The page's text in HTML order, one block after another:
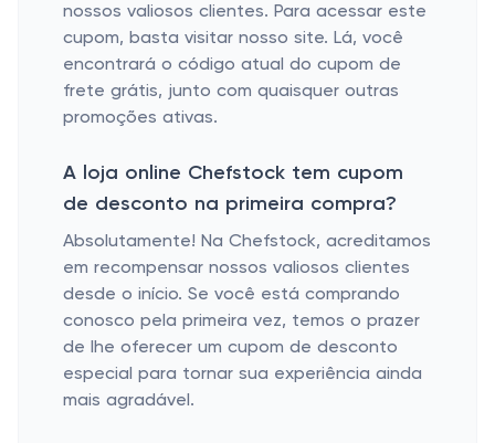
nossos valiosos clientes. Para acessar este
cupom, basta visitar nosso site. Lá, você
encontrará o código atual do cupom de
frete grátis, junto com quaisquer outras
promoções ativas.
A loja online Chefstock tem cupom
de desconto na primeira compra?
Absolutamente! Na Chefstock, acreditamos
em recompensar nossos valiosos clientes
desde o início. Se você está comprando
conosco pela primeira vez, temos o prazer
de lhe oferecer um cupom de desconto
especial para tornar sua experiência ainda
mais agradável.